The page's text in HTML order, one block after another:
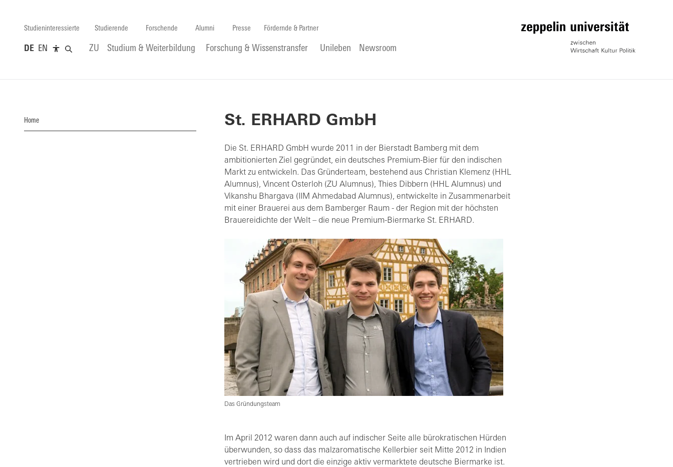
Studieninteressierte Studierende Forschende Alumni Presse Fördernde & Partner
DE EN ZU Studium & Weiterbildung Forschung & Wissenstransfer Unileben Newsroom
Home St. ERHARD GmbH
Die St. ERHARD GmbH wurde 2011 in der Bierstadt Bamberg mit dem
ambitionierten Ziel gegründet, ein deutsches Premium-Bier für den indischen
Markt zu entwickeln. Das Gründerteam, bestehend aus Christian Klemenz (HHL
Alumnus), Vincent Osterloh (ZU Alumnus), Thies Dibbern (HHL Alumnus) und
Vikanshu Bhargava (IIM Ahmedabad Alumnus), entwickelte in Zusammenarbeit
mit einer Brauerei aus dem Bamberger Raum - der Region mit der höchsten
Brauereidichte der Welt – die neue Premium-Biermarke St. ERHARD.
Das Gründungsteam
Im April 2012 waren dann auch auf indischer Seite alle bürokratischen Hürden
überwunden, so dass das malzaromatische Kellerbier seit Mitte 2012 in Indien
vertrieben wird und dort die einzige aktiv vermarktete deutsche Biermarke ist.